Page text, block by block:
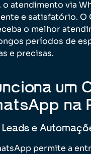
o atendimento via
e satisfatório. O
o melhor
períodos de
e precisas.
um
na
e
permite a